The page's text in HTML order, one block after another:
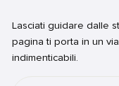
Lasciati guidare dalle
pagina ti porta in un
indimenticabili.